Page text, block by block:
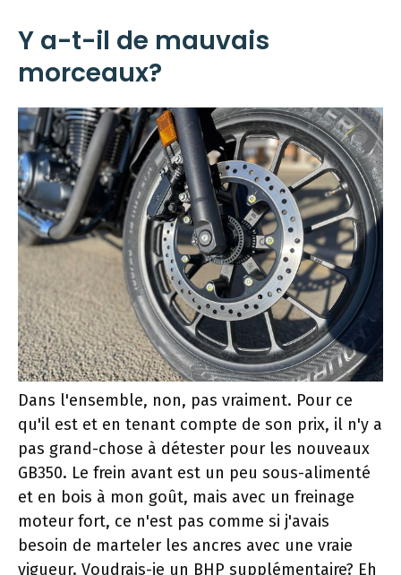
Y a-t-il de mauvais
morceaux?
Dans l'ensemble, non, pas vraiment. Pour ce
qu'il est et en tenant compte de son prix, il n'y a
pas grand-chose à détester pour les nouveaux
GB350. Le frein avant est un peu sous-alimenté
et en bois à mon goût, mais avec un freinage
moteur fort, ce n'est pas comme si j'avais
besoin de marteler les ancres avec une vraie
vigueur. Voudrais-je un BHP supplémentaire? Eh